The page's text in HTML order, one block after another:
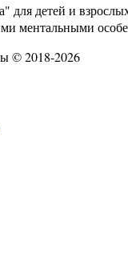
для детей и
ментальными
© 2018-2026